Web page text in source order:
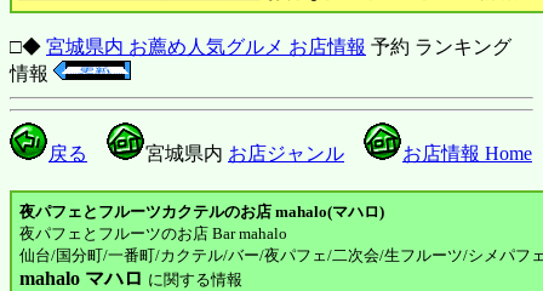
□◆ 宮城県内 お薦め人気グルメ お店情報 予約 ランキング
情報
戻る 宮城県内 お店ジャンル お店情報 Home
夜パフェとフルーツカクテルのお店 mahalo(マハロ)
夜パフェとフルーツのお店 Bar mahalo
仙台/国分町/一番町/カクテル/バー/夜パフェ/二次会/生フルーツ/シメパフ
mahalo マハロ に関する情報